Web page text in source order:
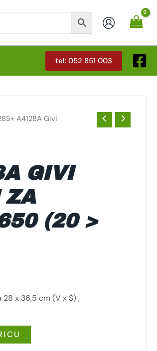
tel: 052 851 003
A4128A Givi
GIVI
ZA
(20 >
x 36,5 cm (V x Š) ,